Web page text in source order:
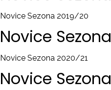
Novice Sezona 2019/20
Novice Sezona
Novice Sezona 2020/21
Novice Sezona